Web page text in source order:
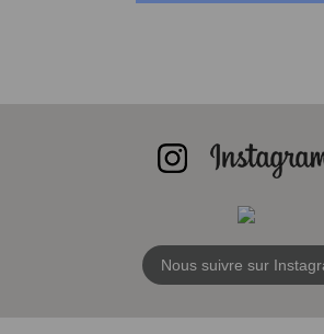
Nous suivre sur